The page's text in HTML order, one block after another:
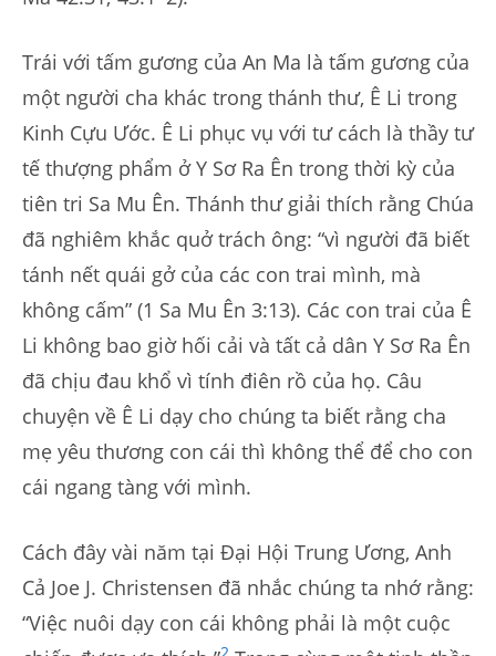
Trái với tấm gương của An Ma là tấm gương của
một người cha khác trong thánh thư, Ê Li trong
Kinh Cựu Ước. Ê Li phục vụ với tư cách là thầy tư
tế thượng phẩm ở Y Sơ Ra Ên trong thời kỳ của
tiên tri Sa Mu Ên. Thánh thư giải thích rằng Chúa
đã nghiêm khắc quở trách ông: “vì người đã biết
tánh nết quái gở của các con trai mình, mà
không cấm” (1 Sa Mu Ên 3:13). Các con trai của Ê
Li không bao giờ hối cải và tất cả dân Y Sơ Ra Ên
đã chịu đau khổ vì tính điên rồ của họ. Câu
chuyện về Ê Li dạy cho chúng ta biết rằng cha
mẹ yêu thương con cái thì không thể để cho con
cái ngang tàng với mình.
Cách đây vài năm tại Đại Hội Trung Ương, Anh
Cả Joe J. Christensen đã nhắc chúng ta nhớ rằng:
“Việc nuôi dạy con cái không phải là một cuộc